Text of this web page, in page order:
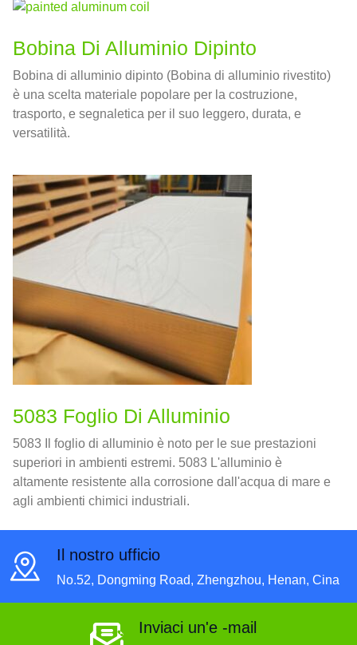
Bobina Di Alluminio Dipinto
Bobina di alluminio dipinto (Bobina di alluminio rivestito)
è una scelta materiale popolare per la costruzione,
trasporto, e segnaletica per il suo leggero, durata, e
versatilità.
5083 Foglio Di Alluminio
5083 Il foglio di alluminio è noto per le sue prestazioni
superiori in ambienti estremi. 5083 L'alluminio è
altamente resistente alla corrosione dall'acqua di mare e
agli ambienti chimici industriali.
Il nostro ufficio
No.52, Dongming Road, Zhengzhou, Henan, Cina
Inviaci un'e -mail